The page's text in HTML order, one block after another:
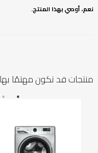
نعم، أوصي بهذا المنتج.
منتجات قد تكون مهتمًا بها